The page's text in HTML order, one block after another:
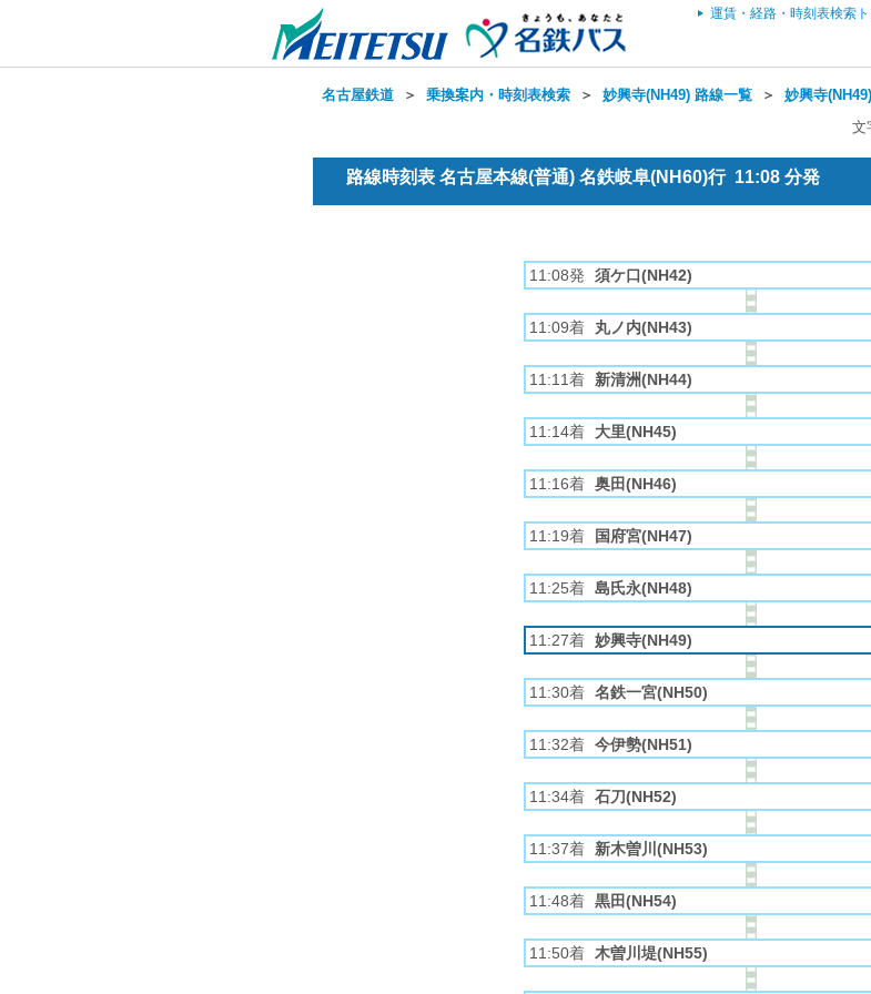
運賃・経路・時刻表検索
名古屋鉄道 ＞ 乗換案内・時刻表検索 ＞ 妙興寺(NH49) 路線一覧 ＞ 妙興寺(NH49)
文
路線時刻表 名古屋本線(普通) 名鉄岐阜(NH60)行 11:08 分発
11:08発 須ケ口(NH42)
11:09着 丸ノ内(NH43)
11:11着 新清洲(NH44)
11:14着 大里(NH45)
11:16着 奥田(NH46)
11:19着 国府宮(NH47)
11:25着 島氏永(NH48)
11:27着 妙興寺(NH49)
11:30着 名鉄一宮(NH50)
11:32着 今伊勢(NH51)
11:34着 石刀(NH52)
11:37着 新木曽川(NH53)
11:48着 黒田(NH54)
11:50着 木曽川堤(NH55)